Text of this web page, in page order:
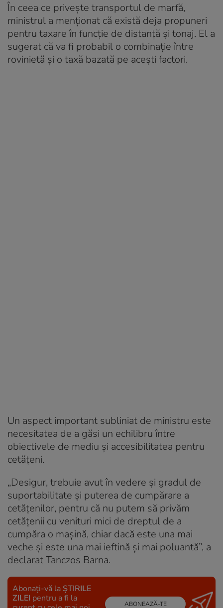
În ceea ce privește transportul de marfă,
ministrul a menționat că există deja propuneri
pentru taxare în funcție de distanță și tonaj. El a
sugerat că va fi probabil o combinație între
rovinietă și o taxă bazată pe acești factori.
Un aspect important subliniat de ministru este
necesitatea de a găsi un echilibru între
obiectivele de mediu și accesibilitatea pentru
cetățeni.
„Desigur, trebuie avut în vedere şi gradul de
suportabilitate şi puterea de cumpărare a
cetăţenilor, pentru că nu putem să privăm
cetăţenii cu venituri mici de dreptul de a
cumpăra o maşină, chiar dacă este una mai
veche şi este una mai ieftină şi mai poluantă”, a
declarat Tanczos Barna.
Abonați-vă la ȘTIRILE
ZILEI pentru a fi la
ABONEAZĂ-TE